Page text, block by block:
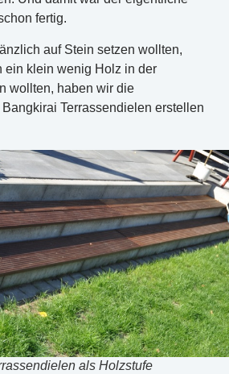
fertig.
auf Stein setzen wollten,
ein klein wenig Holz in der
wollten, haben wir die
Terrassendielen erstellen
als Holzstufe